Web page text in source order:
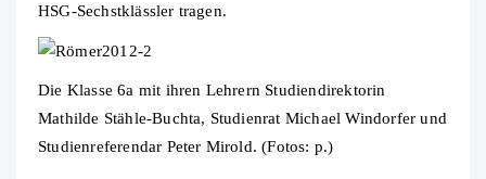
HSG-Sechstklässler tragen.
Die Klasse 6a mit ihren Lehrern Studiendirektorin
Mathilde Stähle-Buchta, Studienrat Michael Windorfer und
Studienreferendar Peter Mirold. (Fotos: p.)